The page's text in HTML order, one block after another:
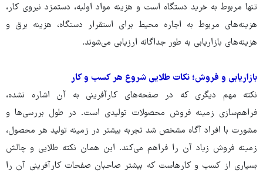
تنها مربوط به خرید دستگاه است و هزینه مواد اولیه، دستمزد نیروی کار،
هزینه‌های مربوط به اجاره محیط برای استقرار دستگاه، هزینه برق و
هزینه‌های بازاریابی به طور جداگانه ارزیابی می‌شوند.
بازاریابی و فروش؛ نکات طلایی شروع هر کسب و کار
نکته مهم دیگری که در صفحه‌های کارآفرینی به آن اشاره نشده،
فراهم‌سازی زمینه فروش محصولات تولیدی است. در طول بررسی‌ها و
مشورت با افراد آگاه مشخص شد تجربه بیشتر در زمینه تولید هر محصول،
زمینه فروش زیاد آن را فراهم می‌کند. این همان نکته طلایی و چالش
بسیاری از کسب و کارهاست که بیشتر صاحبان صفحات کارآفرینی آن را